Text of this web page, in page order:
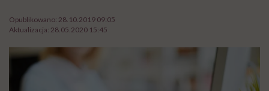
Opublikowano: 28.10.2019 09:05
Aktualizacja: 28.05.2020 15:45